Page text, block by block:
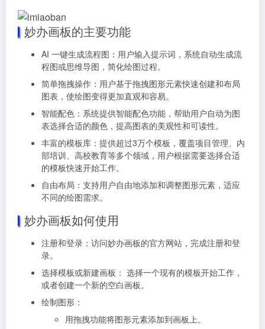
妙办画板的主要功能
AI 一键生成流程图：用户输入提示词，系统自动生成流
程图或思维导图，简化绘图过程。
简单拖拽操作：用户基于拖拽图形元素快速创建和布局
图表，使绘图变得更加直观和容易。
智能配色：系统提供智能配色功能，帮助用户自动为图
表选择合适的颜色，提高图表的美观性和可读性。
丰富的模板库：提供超过3万个模板，覆盖项目管理、内
部培训、高校教育等多个领域，用户根据需要选择合适
的模板快速开始工作。
自由布局：支持用户自由地添加和调整图形元素，适应
不同的绘图需求。
妙办画板如何使用
注册和登录：访问妙办画板的官方网站，完成注册和登
录。
选择模板或新建画板： 选择一个现有的模板开始工作，
或者创建一个新的空白画板。
绘制图形：
用拖拽功能将图形元素添加到画板上。